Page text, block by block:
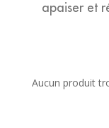
apaiser et
Aucun produit